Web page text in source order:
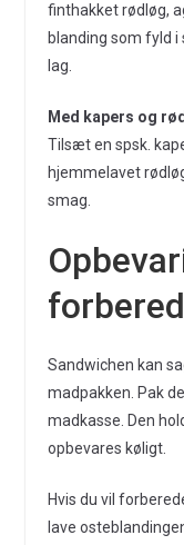
finthakket rødløg,
blanding som fyld
lag.
Med kapers og
Tilsæt en spsk.
hjemmelavet
smag.
Sandwichen kan
madpakken. Pak
madkasse. Den
opbevares køligt.
Hvis du vil
lave